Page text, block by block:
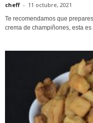
cheff - 11 octubre, 2021
Te recomendamos que
crema de champiñones, esta es